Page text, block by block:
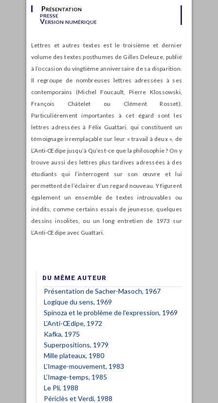
Présentation
presse
Version numérique
Lettres et autres textes est le troisième et dernier
volume des textes posthumes de Gilles Deleuze, publié
à l’occasion du vingtième anniversaire de sa disparition.
Il regroupe de nombreuses lettres adressées à ses
contemporains (Michel Foucault, Pierre Klossowski,
François Châtelet ou Clément Rosset).
Particulièrement importantes à cet égard sont les
lettres adressées à Félix Guattari, qui constituent un
témoignage irremplaçable sur leur « travail à deux », de
L’Anti-Œdipe jusqu’à Qu’est-ce que la philosophie ? On y
trouve aussi des lettres plus tardives adressées à des
étudiants qui l’interrogent sur son œuvre et lui
permettent de l’éclairer d’un regard nouveau. Y figurent
également un ensemble de textes introuvables ou
inédits, comme certains essais de jeunesse, quelques
dessins insolites, ou un long entretien de 1973 sur
L’Anti-Œdipe avec Guattari.
DU MÊME AUTEUR
Présentation de Sacher-Masoch, 1967
Logique du sens, 1969
Spinoza et le problème de l’expression, 1969
L’Anti-Œdipe, 1972
Kafka, 1975
Superpositions, 1979
Mille plateaux, 1980
L’Image-mouvement, 1983
L’Image-temps, 1985
Le Pli, 1988
Périclès et Verdi, 1988